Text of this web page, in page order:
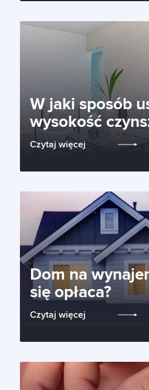
W jaki sposób
wysokość
Czytaj więcej
Dom na
się opłaca?
Czytaj więcej